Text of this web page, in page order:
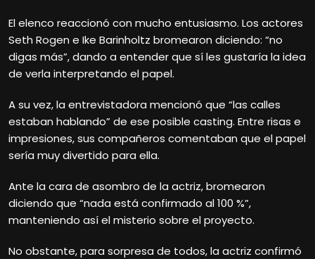
El elenco reaccionó con mucho entusiasmo. Los actores
Seth Rogen e Ike Barinholtz bromearon diciendo: “no
digas más”, dando a entender que sí les gustaría la idea
de verla interpretando el papel.
A su vez, la entrevistadora mencionó que “las calles
estaban hablando” de ese posible casting. Entre risas e
impresiones, sus compañeros comentaban que el papel
sería muy divertido para ella.
Ante la cara de asombro de la actriz, bromearon
diciendo que “nada está confirmado al 100 %”,
manteniendo así el misterio sobre el proyecto.
No obstante, para sorpresa de todos, la actriz confirmó